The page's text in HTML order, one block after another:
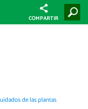
COMPARTIR
de las plantas